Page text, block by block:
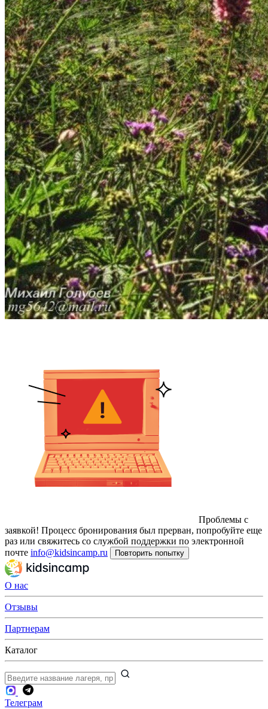
Проблемы с
заявкой! Процесс бронирования был прерван, попробуйте еще
раз или свяжитесь со службой поддержки по электронной
почте info@kidsincamp.ru Повторить попытку
О нас
Отзывы
Партнерам
Каталог
Телеграм